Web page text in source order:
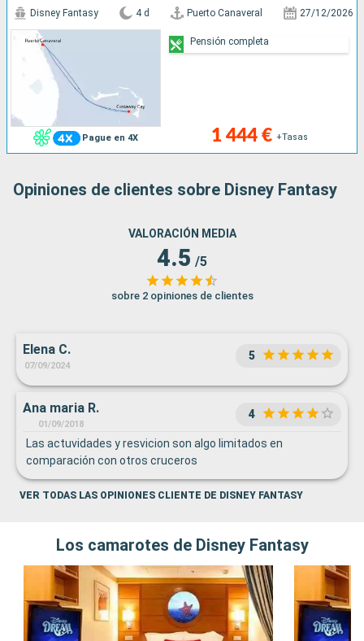
Pague en 4X
Disney Fantasy 4 d Puerto Canaveral 27/12/2026
1 444 € +Tasas
Pensión completa
Opiniones de clientes sobre Disney Fantasy
VALORACIÓN MEDIA
4.5 /5
sobre 2 opiniones de clientes
Elena C.
07/09/2024
5
Ana maria R.
01/09/2018
4
Las actuvidades y resvicion son algo limitados en
comparación con otros cruceros
VER TODAS LAS OPINIONES CLIENTE DE DISNEY FANTASY
Los camarotes de Disney Fantasy